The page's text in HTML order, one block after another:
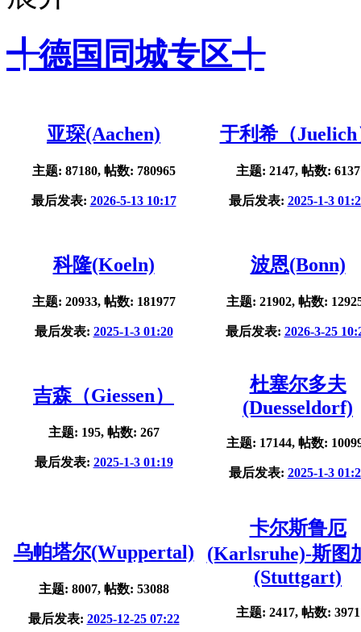
╃德国同城专区╃
亚琛(Aachen)
主题: 87180, 帖数: 780965
最后发表: 2026-5-13 10:17
于利希（Juelich
主题: 2147, 帖数: 6137
最后发表: 2025-1-3
科隆(Koeln)
主题: 20933, 帖数: 181977
最后发表: 2025-1-3 01:20
波恩(Bonn)
主题: 21902, 帖数:
最后发表: 2026-3-25
吉森（Giessen）
主题: 195, 帖数: 267
最后发表: 2025-1-3 01:19
杜塞尔多夫
(Duesseldorf)
主题: 17144, 帖数:
最后发表: 2025-1-3
乌帕塔尔(Wuppertal)
主题: 8007, 帖数: 53088
最后发表: 2025-12-25 07:22
卡尔斯鲁厄
(Karlsruhe)-斯图
(Stuttgart)
主题: 2417, 帖数: 3971